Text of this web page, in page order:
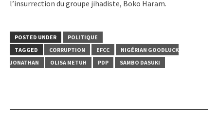
l’insurrection du groupe jihadiste, Boko Haram.
POSTED UNDER
POLITIQUE
TAGGED
CORRUPTION EFCC
NIGÉRIAN GOODLUCK
JONATHAN
OLISA METUH PDP SAMBO DASUKI